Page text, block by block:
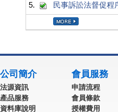
5. 民事訴訟法督促程
公司簡介
法源資訊
產品服務
資料庫說明
會員服務
申請流程
會員條款
授權費用